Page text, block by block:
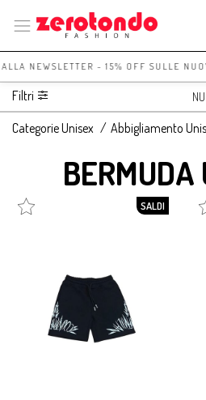
NEWSLETTER - 15% OFF SULLE
Filtri
Categorie Unisex / Abbigliamento
BERMUDA
SALDI